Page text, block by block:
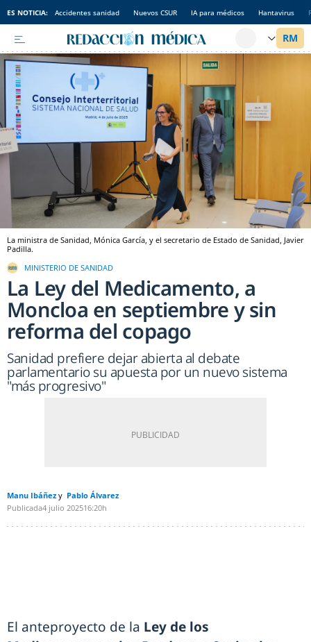
ES NOTICIA: Accidentes sanidad Nuevos CSUR IA para médicos Hantavirus
La ministra de Sanidad, Mónica García, y el secretario de Estado de Sanidad, Javier
Padilla.
MINISTERIO DE SANIDAD
La Ley del Medicamento, a
Moncloa en septiembre y sin
reforma del copago
Sanidad prefiere dejar abierta al debate
parlamentario su apuesta por un nuevo sistema
"más progresivo"
Manu Ibáñez
Pablo Álvarez
Publicada4 julio 202516:20h
El anteproyecto de la Ley de los